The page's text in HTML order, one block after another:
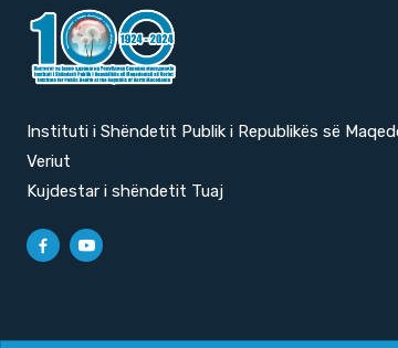
Instituti i Shëndetit Publik i Republikës së
Veriut
Kujdestar i shëndetit Tuaj